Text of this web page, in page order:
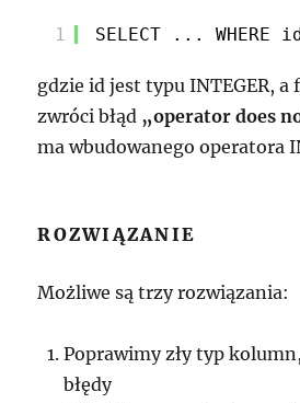
1 SELECT ... WHERE
gdzie id jest typu INTEGER, a
zwróci błąd „operator does
ma wbudowanego operatora
ROZWIĄZANIE
Możliwe są trzy rozwiązania:
Poprawimy zły typ
błędy